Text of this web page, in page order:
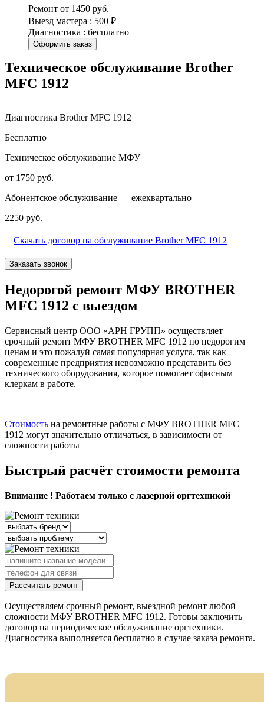
Ремонт от 1450 руб.
Выезд мастера : 500 ₽
Диагностика : бесплатно
Оформить заказ
Техническое обслуживание Brother
MFC 1912
Диагностика Brother MFC 1912
Бесплатно
Техническое обслуживание МФУ
от 1750 руб.
Абонентское обслуживание — ежеквартально
2250 руб.
Скачать договор на обслуживание Brother MFC 1912
Заказать звонок
Недорогой ремонт МФУ BROTHER
MFC 1912 с выездом
Сервисный центр ООО «АРН ГРУПП» осуществляет
срочный ремонт МФУ BROTHER MFC 1912 по недорогим
ценам и это пожалуй самая популярная услуга, так как
современные предприятия невозможно представить без
технического оборудования, которое помогает офисным
клеркам в работе.
Стоимость на ремонтные работы с МФУ BROTHER MFC
1912 могут значительно отличаться, в зависимости от
сложности работы
Быстрый расчёт стоимости ремонта
Внимание ! Работаем только с лазерной оргтехникой
Рассчитать ремонт
Осуществляем срочный ремонт, выездной ремонт любой
сложности МФУ BROTHER MFC 1912. Готовы заключить
договор на периодическое обслуживание оргтехники.
Диагностика выполняется бесплатно в случае заказа ремонта.